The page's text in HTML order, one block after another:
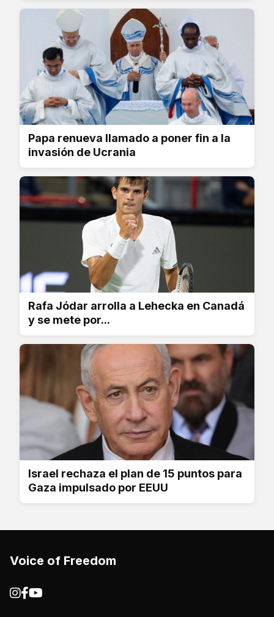
Papa renueva llamado a poner fin a la
invasión de Ucrania
Rafa Jódar arrolla a Lehecka en Canadá
y se mete por...
Israel rechaza el plan de 15 puntos para
Gaza impulsado por EEUU
Voice of Freedom